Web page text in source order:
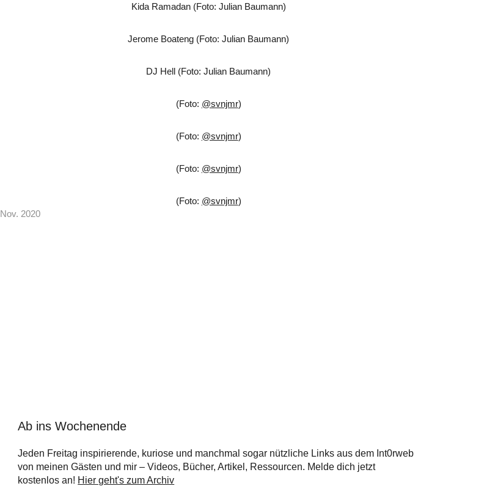
Kida Ramadan (Foto: Julian Baumann)
Jerome Boateng (Foto: Julian Baumann)
DJ Hell (Foto: Julian Baumann)
(Foto: @svnjmr)
(Foto: @svnjmr)
(Foto: @svnjmr)
(Foto: @svnjmr)
Nov. 2020
Ab ins Wochenende
Jeden Freitag inspirierende, kuriose und manchmal sogar nützliche Links aus dem Int0rweb
von meinen Gästen und mir – Videos, Bücher, Artikel, Ressourcen. Melde dich jetzt
kostenlos an! Hier geht's zum Archiv